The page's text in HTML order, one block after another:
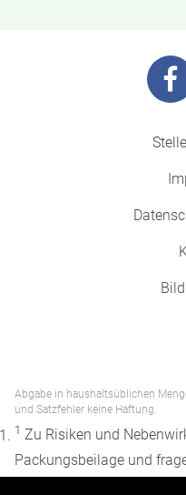
Abgabe in haushaltsüblichen
und Satzfehler keine Haftung.
1 Zu Risiken und
Packungsbeilage und